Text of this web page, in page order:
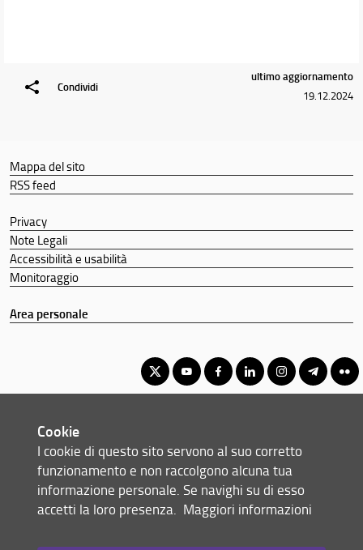
Condividi
ultimo aggiornamento
19.12.2024
Mappa del sito
RSS feed
Privacy
Note Legali
Accessibilità e usabilità
Monitoraggio
Area personale
© Copyright 2012-2026 Università degli Studi di Firenze UNIFI
P.IVA/Cod.Fis 01279680480
Via Laura, 48 - 50121 Firenze (FI)
Cookie
I cookie di questo sito servono al suo corretto
funzionamento e non raccolgono alcuna tua
informazione personale. Se navighi su di esso
accetti la loro presenza. Maggiori informazioni